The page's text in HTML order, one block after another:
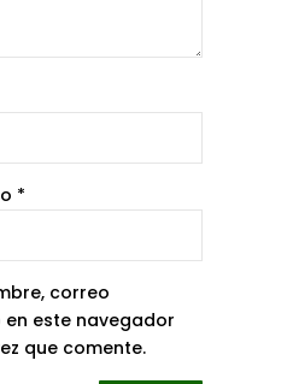
*
correo
este navegador
que comente.